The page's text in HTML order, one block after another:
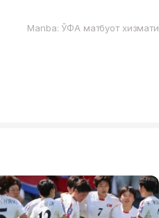
Manba: ЎФА матбуот хизмати